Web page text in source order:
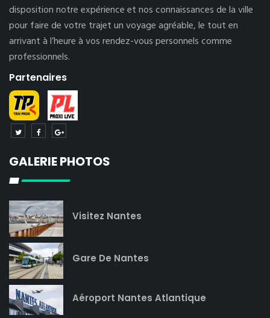
disposition notre expérience et nos connaissances de la ville
pour faire de votre trajet un voyage agréable, le tout en
arrivant à l’heure à vos rendez-vous personnels comme
professionnels.
Partenaires
GALERIE PHOTOS
Visitez Nantes
Gare De Nantes
Aéroport Nantes Atlantique